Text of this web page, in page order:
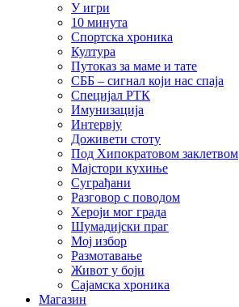
У игри
10 минута
Спортска хроника
Култура
Путоказ за маме и тате
СББ – сигнал који нас спаја
Специјал РТК
Имунизација
Интервју
Доживети стоту
Под Хипократовом заклетвом
Мајстори кухиње
Суграђани
Разговор с поводом
Хероји мог града
Шумадијски праг
Мој избор
Размотавање
Живот у боји
Сајамска хроника
Магазин